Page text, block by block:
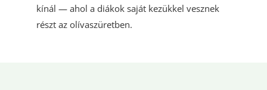
kínál — ahol a diákok saját kezükkel vesznek
részt az olívaszüretben.